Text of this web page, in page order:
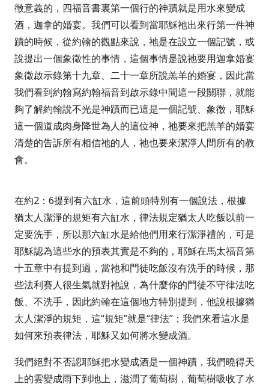
徵意義的，四福音書裏第一個行的神蹟就是用水來變成
酒，迦拿的婚宴。我們可以看到當耶穌祂出來行第一件神
蹟的時候，從約翰的觀點來說，祂是在設立一個記號，或
說提出一個象徵性的事情，這個事情是說祂要用迦拿婚宴
象徵啟示錄第十九章、二十一章所說羔羊的婚宴，因此當
我們看到約翰寫約翰福音到啟示錄中間這一段關聯，就能
夠了解約翰說不光是神蹟而已這是一個記號、象徵，耶穌
這一個道成肉身降世為人的這位神，祂要來把羔羊的婚宴
清楚的告訴所有相信祂的人，祂也要來潔淨人間所有的教
會。
在約2 ： 6提到有六缸水，這前頭特別有一個說法，根據
猶太人潔淨的規矩有六缸水，律法規定猶太人吃飯以前一
定要洗手，所以那六缸水是給他們用來行潔淨禮的，可是
耶穌認為這些水的預表其實是不夠的，耶穌在馬太福音第
十五章中有提到過，當祂和門徒吃飯沒有洗手的時候，那
些法利賽人很生氣就對祂說，為什麼你的門徒不守律法吃
飯、不洗手，因此約翰在這個地方特別提到，他說根據猶
太人潔淨的規矩，這“規矩”就是“律法” ；我們來看這水是
如何來預表律法，耶穌又如何將水變成酒。
我們絕對不否認耶穌把水變成酒是一個神蹟，我們曉得天
上的雲變成雨下到地上，滋潤了葡萄樹，葡萄樹吸收了水